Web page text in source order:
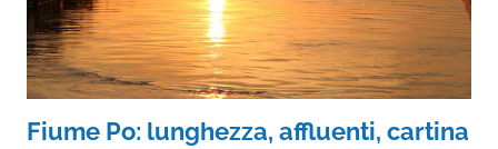
Fiume Po: lunghezza, affluenti, cartina